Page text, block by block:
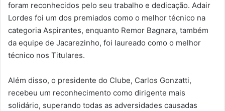
foram reconhecidos pelo seu trabalho e dedicação. Adair
Lordes foi um dos premiados como o melhor técnico na
categoria Aspirantes, enquanto Remor Bagnara, também
da equipe de Jacarezinho, foi laureado como o melhor
técnico nos Titulares.
Além disso, o presidente do Clube, Carlos Gonzatti,
recebeu um reconhecimento como dirigente mais
solidário, superando todas as adversidades causadas